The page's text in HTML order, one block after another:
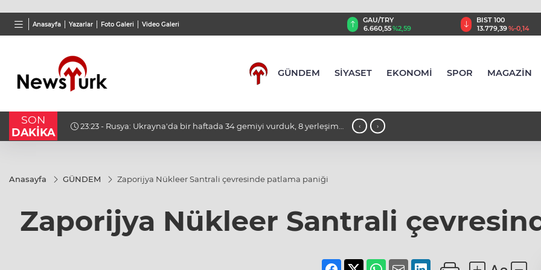
Anasayfa Yazarlar Foto Galeri Video Galeri
BGN
27,9743%-0,22
VND
0,0018%0,32
BIST 100
13.779,39%-0,14
USD
47,6787%0,18
GÜNDEM SİYASET EKONOMİ SPOR MAGAZİN
SON
DAKİKA
23:50 - Fransa’dan iade edilen tarihi eserler Şam Kalesi’nde sergilendi 20:50 - Milli pentatletler Kıvanç
‹ ›
Anasayfa GÜNDEM Zaporijya Nükleer Santrali çevresinde patlama paniği
Zaporijya Nükleer Santrali